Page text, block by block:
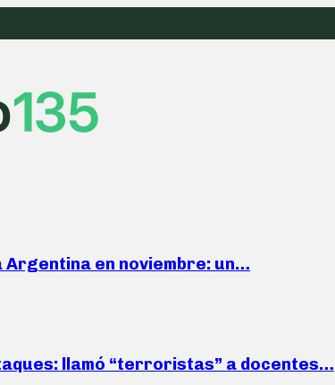
Argentina en noviembre: un…
llamó “terroristas” a docentes…